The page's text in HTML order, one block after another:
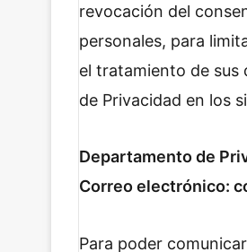
revocación del
personales, para
el tratamiento de sus
de Privacidad en los
Departamento de
Correo electrónico:
Para poder